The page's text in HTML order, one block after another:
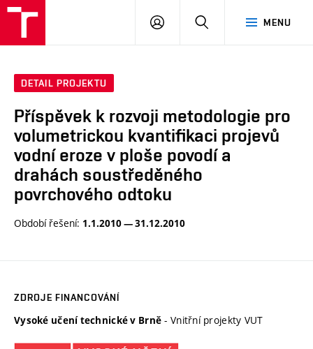
MENU
PŘIHLÁSIT
DETAIL PROJEKTU
Příspěvek k rozvoji metodologie pro
volumetrickou kvantifikaci projevů
vodní eroze v ploše povodí a
drahách soustředěného
povrchového odtoku
Období řešení: 1.1.2010 — 31.12.2010
ZDROJE FINANCOVÁNÍ
Vysoké učení technické v Brně - Vnitřní projekty VUT